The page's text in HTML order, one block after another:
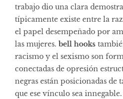
trabajo dio una clara
típicamente existe entre la
el papel desempeñado por
las mujeres. bell hooks
racismo y el sexismo son
conectadas de opresión
negras están posicionadas de
que ese vínculo sea innegable.